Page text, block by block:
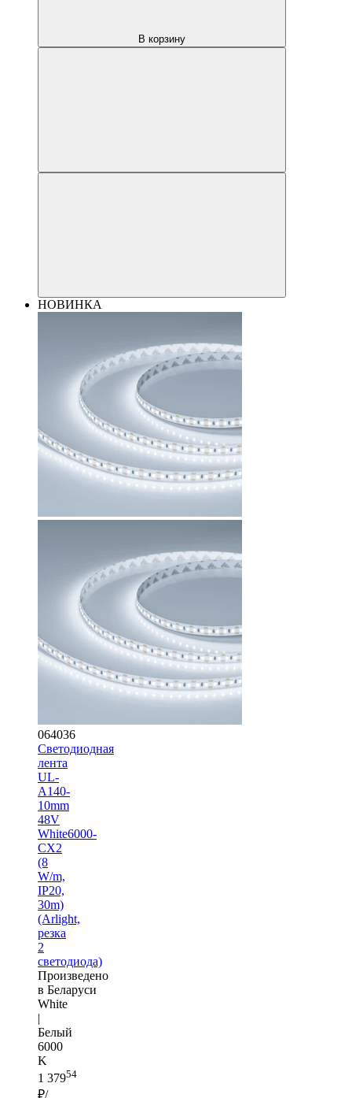
В корзину
НОВИНКА
064036
Светодиодная
лента
UL-
A140-
10mm
48V
White6000-
CX2
(8
W/m,
IP20,
30m)
(Arlight,
резка
2
светодиода)
Произведено
в Беларуси
White
|
Белый
6000
K
1 37954
₽/